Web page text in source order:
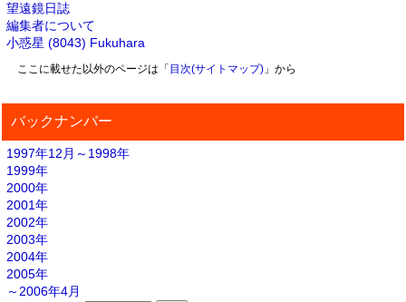
望遠鏡日誌
編集者について
小惑星 (8043) Fukuhara
ここに載せた以外のページは「 目次(サイトマップ)」から
バックナンバー
1997年12月～1998年
1999年
2000年
2001年
2002年
2003年
2004年
2005年
～2006年4月